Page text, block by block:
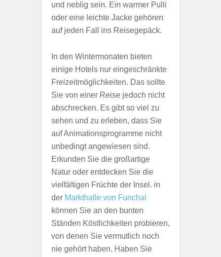
und neblig sein. Ein warmer Pulli
oder eine leichte Jacke gehören
auf jeden Fall ins Reisegepäck.
In den Wintermonaten bieten
einige Hotels nur eingeschränkte
Freizeitmöglichkeiten. Das sollte
Sie von einer Reise jedoch nicht
abschrecken. Es gibt so viel zu
sehen und zu erleben, dass Sie
auf Animationsprogramme nicht
unbedingt angewiesen sind.
Erkunden Sie die großartige
Natur oder entdecken Sie die
vielfältigen Früchte der Insel. in
der Markthalle von Funchal
können Sie an den bunten
Ständen Köstlichkeiten probieren,
von denen Sie vermutlich noch
nie gehört haben. Haben Sie